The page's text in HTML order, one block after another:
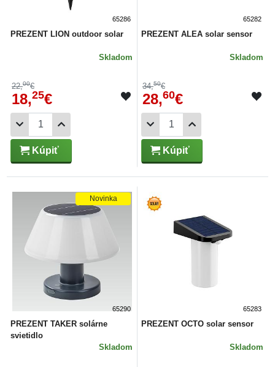
65286
PREZENT LION outdoor solar
Skladom
22,00€
18,25€
Kúpiť
65282
PREZENT ALEA solar sensor
Skladom
34,50€
28,60€
Kúpiť
65290
PREZENT TAKER solárne
svietidlo
Skladom
Novinka
65283
PREZENT OCTO solar sensor
Skladom